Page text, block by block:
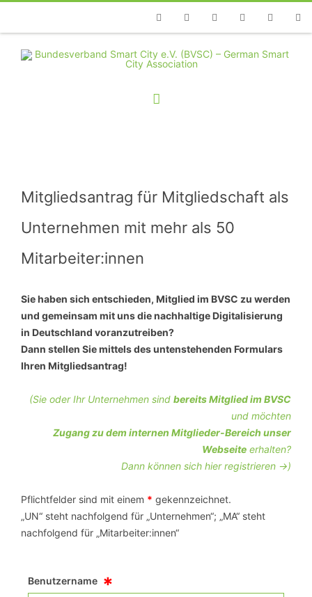
TelefonFacebookTwitterYoutubeInstagramLinkedin
Mitgliedsantrag für Mitgliedschaft als
Unternehmen mit mehr als 50
Mitarbeiter:innen
Sie haben sich entschieden, Mitglied im BVSC zu werden
und gemeinsam mit uns die nachhaltige Digitalisierung
in Deutschland voranzutreiben?
Dann stellen Sie mittels des untenstehenden Formulars
Ihren Mitgliedsantrag!
(Sie oder Ihr Unternehmen sind bereits Mitglied im BVSC
und möchten
Zugang zu dem internen Mitglieder-Bereich unser
Webseite erhalten?
Dann können sich hier registrieren ->)
Pflichtfelder sind mit einem * gekennzeichnet.
„UN“ steht nachfolgend für „Unternehmen“; „MA“ steht
nachfolgend für „Mitarbeiter:innen“
Benutzername *